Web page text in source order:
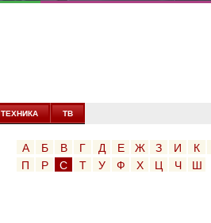
ТЕХНИКА ТВ
А Б В Г Д Е Ж З И К
П
Р С Т У Ф Х Ц Ч Ш